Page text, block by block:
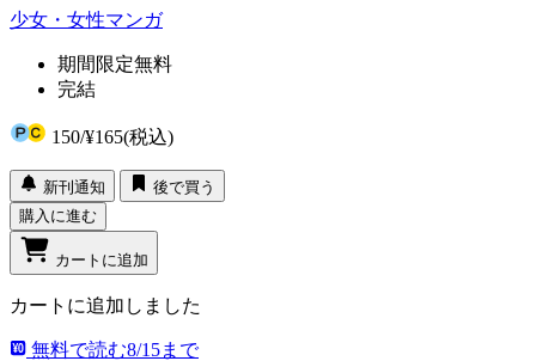
少女・女性マンガ
期間限定無料
完結
150/¥165(税込)
新刊通知
後で買う
購入に進む
カートに追加
カートに追加しました
無料で読む8/15まで